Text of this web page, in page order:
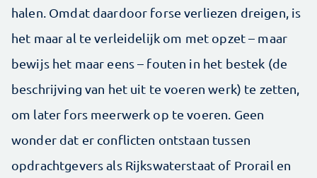
halen. Omdat daardoor forse verliezen dreigen, is
het maar al te verleidelijk om met opzet – maar
bewijs het maar eens – fouten in het bestek (de
beschrijving van het uit te voeren werk) te zetten,
om later fors meerwerk op te voeren. Geen
wonder dat er conflicten ontstaan tussen
opdrachtgevers als Rijkswaterstaat of Prorail en